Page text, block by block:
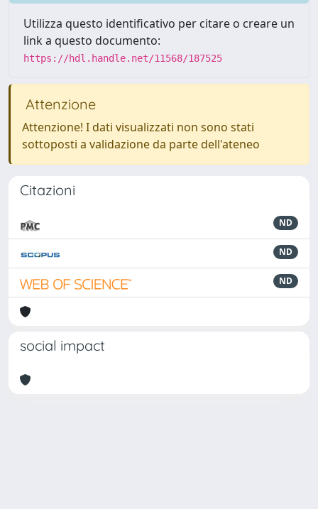
Utilizza questo identificativo per citare o creare un
link a questo documento:
https://hdl.handle.net/11568/187525
Attenzione
Attenzione! I dati visualizzati non sono stati
sottoposti a validazione da parte dell'ateneo
Citazioni
ND
ND
ND
social impact